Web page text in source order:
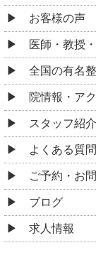
お客様の声
医師・教授
全国の有名
院情報・ア
スタッフ紹介
よくある質問
ご予約・お
ブログ
求人情報